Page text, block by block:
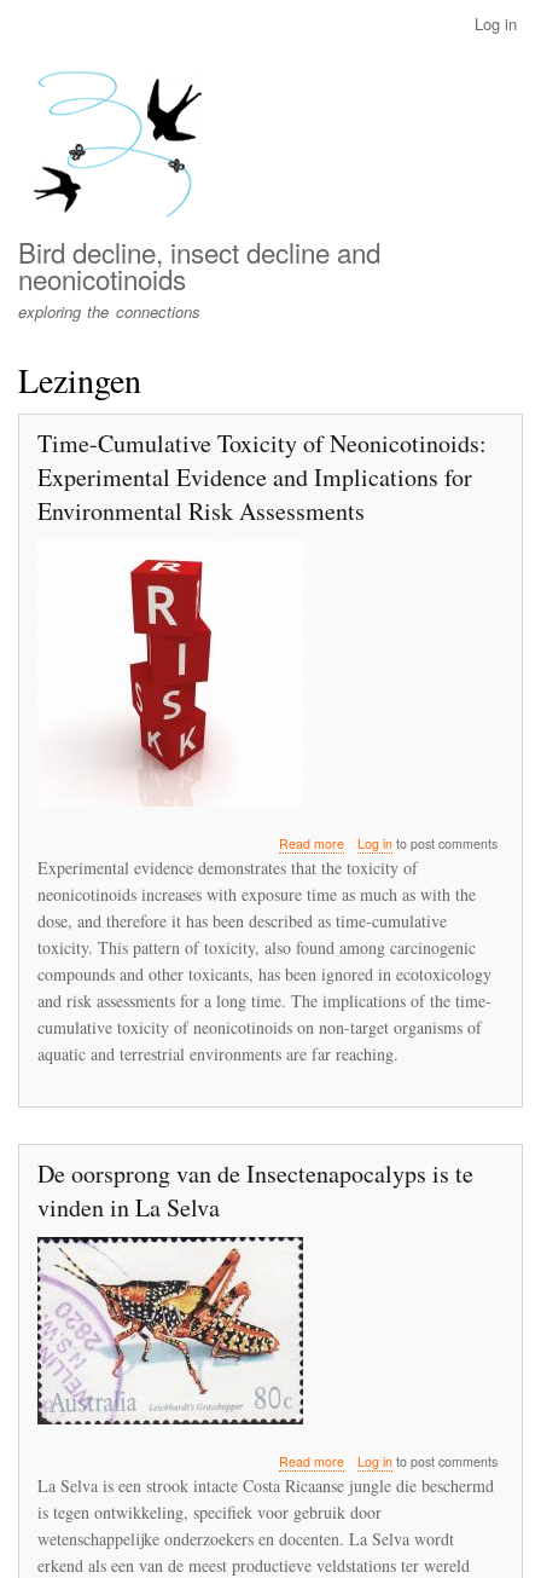
menu
Log in
Bird decline, insect decline and
neonicotinoids
exploring the connections
Lezingen
Time-Cumulative Toxicity of Neonicotinoids:
Experimental Evidence and Implications for
Environmental Risk Assessments
Read moreabout
Time-
Cumulative
Toxicity
of
Neonicotinoids:
Evidence
and
Implications
Environmental
Assessments
Log into post comments
Experimental evidence demonstrates that the toxicity of
neonicotinoids increases with exposure time as much as with the
dose, and therefore it has been described as time-cumulative
toxicity. This pattern of toxicity, also found among carcinogenic
compounds and other toxicants, has been ignored in ecotoxicology
and risk assessments for a long time. The implications of the time-
cumulative toxicity of neonicotinoids on non-target organisms of
aquatic and terrestrial environments are far reaching.
De oorsprong van de Insectenapocalyps is te
vinden in La Selva
Read moreabout
De
oorsprong
van
de
Insectenapocalyps
Log into post comments
La Selva is een strook intacte Costa Ricaanse jungle die beschermd
is tegen ontwikkeling, specifiek voor gebruik door
wetenschappelijke onderzoekers en docenten. La Selva wordt
erkend als een van de meest productieve veldstations ter wereld